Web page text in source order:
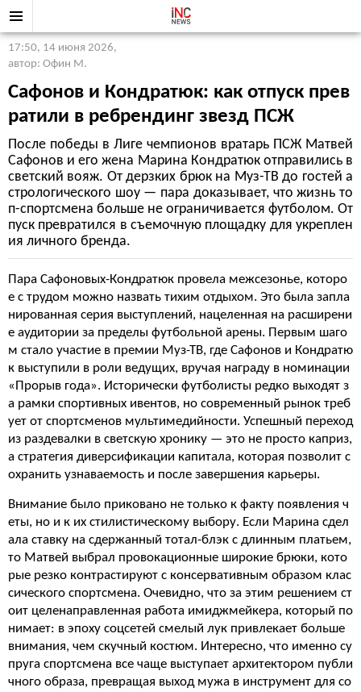
17:50, 14 июня 2026,
автор: Офин М.
Сафонов и Кондратюк: как отпуск прев
ратили в ребрендинг звезд ПСЖ
После победы в Лиге чемпионов вратарь ПСЖ Матвей
Сафонов и его жена Марина Кондратюк отправились в
светский вояж. От дерзких брюк на Муз-ТВ до гостей а
стрологического шоу — пара доказывает, что жизнь то
п-спортсмена больше не ограничивается футболом. От
пуск превратился в съемочную площадку для укреплен
ия личного бренда.
Пара Сафоновых-Кондратюк провела межсезонье, которо
е с трудом можно назвать тихим отдыхом. Это была запла
нированная серия выступлений, нацеленная на расширени
е аудитории за пределы футбольной арены. Первым шаго
м стало участие в премии Муз-ТВ, где Сафонов и Кондратю
к выступили в роли ведущих, вручая награду в номинации
«Прорыв года». Исторически футболисты редко выходят з
а рамки спортивных ивентов, но современный рынок треб
ует от спортсменов мультимедийности. Успешный переход
из раздевалки в светскую хронику — это не просто каприз,
а стратегия диверсификации капитала, которая позволит с
охранить узнаваемость и после завершения карьеры.
Внимание было приковано не только к факту появления ч
еты, но и к их стилистическому выбору. Если Марина сдел
ала ставку на сдержанный тотал-блэк с длинным платьем,
то Матвей выбрал провокационные широкие брюки, кото
рые резко контрастируют с консервативным образом клас
сического спортсмена. Очевидно, что за этим решением ст
оит целенаправленная работа имиджмейкера, который по
нимает: в эпоху соцсетей смелый лук привлекает больше
внимания, чем скучный костюм. Интересно, что именно су
пруга спортсмена все чаще выступает архитектором публи
чного образа, превращая выход мужа в инструмент для со